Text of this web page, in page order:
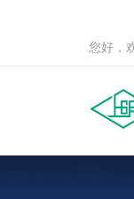
您好，